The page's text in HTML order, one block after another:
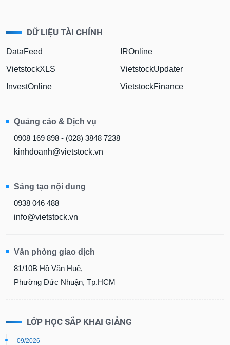
DỮ LIỆU TÀI CHÍNH
DataFeed
VietstockXLS
InvestOnline
IROnline
VietstockUpdater
VietstockFinance
Quảng cáo & Dịch vụ
0908 169 898 - (028) 3848 7238
kinhdoanh@vietstock.vn
Sáng tạo nội dung
0938 046 488
info@vietstock.vn
Văn phòng giao dịch
81/10B Hồ Văn Huê,
Phường Đức Nhuận, Tp.HCM
LỚP HỌC SẮP KHAI GIẢNG
09/2026